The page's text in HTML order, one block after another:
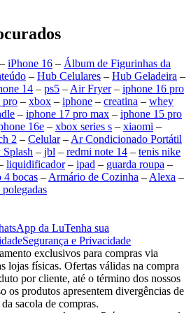
– iPhone 16 – Álbum de Figurinhas da
– Hub Celulares – Hub Geladeira –
14 – ps5 – Air Fryer– iphone 16 pro
pro – xbox – iphone – creatina – whey
– iphone 17 pro max – iphone 15 pro
16e – xbox series s – xiaomi –
2 – Celular– Ar Condicionado Portátil
– jbl – redmi note 14 – tenis nike
liquidificador– ipad – guarda roupa –
4 bocas – Armário de Cozinha – Alexa –
da LuTenha sua
Segurança e Privacidade
exclusivos para compras via
lojas físicas. Ofertas válidas na compra
por cliente, até o término dos nossos
os produtos apresentem divergências de
sacola de compras.